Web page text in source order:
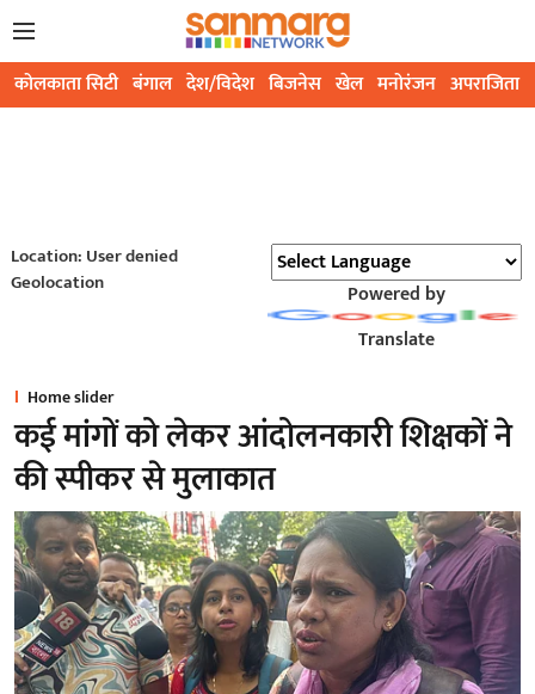
कोलकाता सिटी बंगाल देश/विदेश बिजनेस खेल मनोरंजन अपराजिता
Location: User denied
Geolocation
Powered by
Translate
Home slider
कई मांगों को लेकर आंदोलनकारी शिक्षकों ने
की स्पीकर से मुलाकात